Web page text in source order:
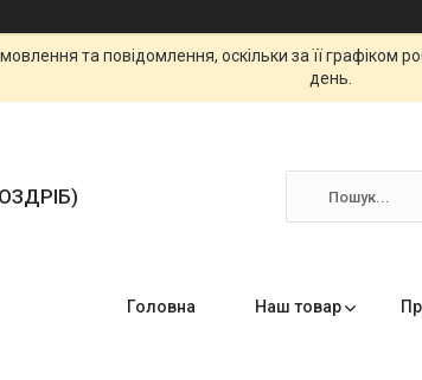
та повідомлення, оскільки за її графіком
день.
Головна Наш товар